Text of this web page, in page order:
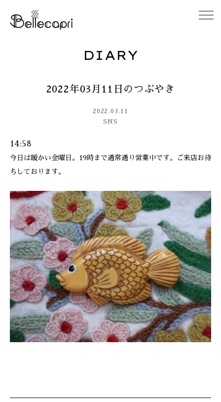
ABOUT
ACCESS
CONTACT
ONLINE SHOP
DIARY
2022年03月11日のつぶやき
2022.03.11
SNS
14:58
今日は暖かい金曜日。19時まで通常通り営業中です。ご来店お待
ちしております。